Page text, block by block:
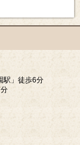
駅」徒歩6分